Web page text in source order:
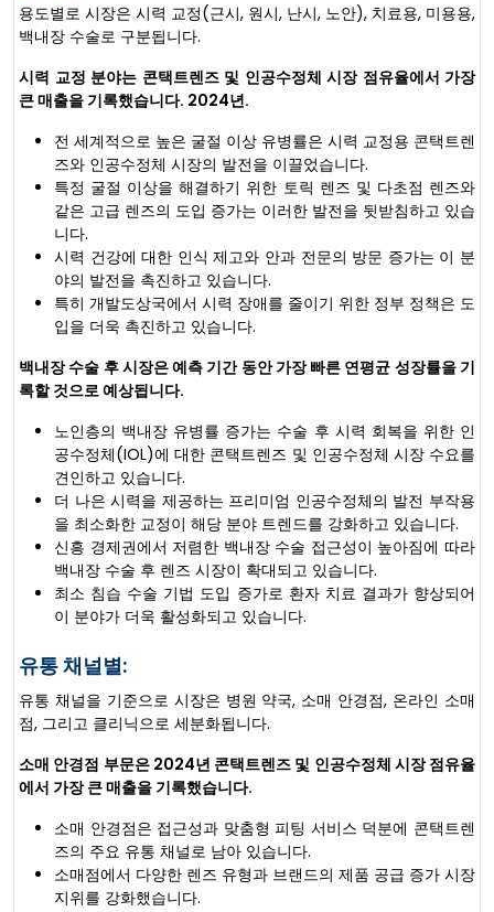
용도별로 시장은 시력 교정(근시, 원시, 난시, 노안), 치료용, 미용용,
백내장 수술로 구분됩니다.
시력 교정 분야는 콘택트렌즈 및 인공수정체 시장 점유율에서 가장
큰 매출을 기록했습니다. 2024년.
전 세계적으로 높은 굴절 이상 유병률은 시력 교정용 콘택트렌
즈와 인공수정체 시장의 발전을 이끌었습니다.
특정 굴절 이상을 해결하기 위한 토릭 렌즈 및 다초점 렌즈와
같은 고급 렌즈의 도입 증가는 이러한 발전을 뒷받침하고 있습
니다.
시력 건강에 대한 인식 제고와 안과 전문의 방문 증가는 이 분
야의 발전을 촉진하고 있습니다.
특히 개발도상국에서 시력 장애를 줄이기 위한 정부 정책은 도
입을 더욱 촉진하고 있습니다.
백내장 수술 후 시장은 예측 기간 동안 가장 빠른 연평균 성장률을 기
록할 것으로 예상됩니다.
노인층의 백내장 유병률 증가는 수술 후 시력 회복을 위한 인
공수정체(IOL)에 대한 콘택트렌즈 및 인공수정체 시장 수요를
견인하고 있습니다.
더 나은 시력을 제공하는 프리미엄 인공수정체의 발전 부작용
을 최소화한 교정이 해당 분야 트렌드를 강화하고 있습니다.
신흥 경제권에서 저렴한 백내장 수술 접근성이 높아짐에 따라
백내장 수술 후 렌즈 시장이 확대되고 있습니다.
최소 침습 수술 기법 도입 증가로 환자 치료 결과가 향상되어
이 분야가 더욱 활성화되고 있습니다.
유통 채널별:
유통 채널을 기준으로 시장은 병원 약국, 소매 안경점, 온라인 소매
점, 그리고 클리닉으로 세분화됩니다.
소매 안경점 부문은 2024년 콘택트렌즈 및 인공수정체 시장 점유율
에서 가장 큰 매출을 기록했습니다.
소매 안경점은 접근성과 맞춤형 피팅 서비스 덕분에 콘택트렌
즈의 주요 유통 채널로 남아 있습니다.
소매점에서 다양한 렌즈 유형과 브랜드의 제품 공급 증가 시장
지위를 강화했습니다.